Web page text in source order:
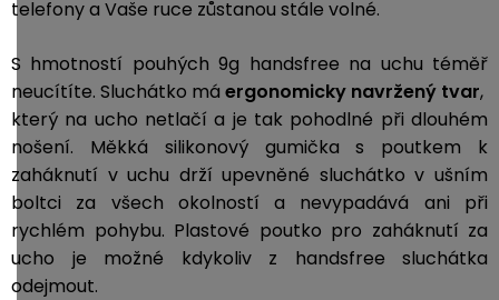
telefony a Vaše ruce zůstanou stále volné.
S hmotností pouhých 9g handsfree na uchu téměř
neucítíte. Sluchátko má ergonomicky navržený tvar,
který na ucho netlačí a je tak pohodlné při dlouhém
nošení. Měkká silikonový gumička s poutkem k
zaháknutí v uchu drží upevněné sluchátko v ušním
boltci za všech okolností a nevypadává ani při
rychlém pohybu. Plastové poutko pro zaháknutí za
ucho je možné kdykoliv z handsfree sluchátka
odejmout.